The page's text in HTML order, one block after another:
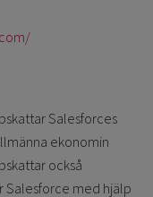
Salesforces
ekonomin
också
Salesforce med hjälp